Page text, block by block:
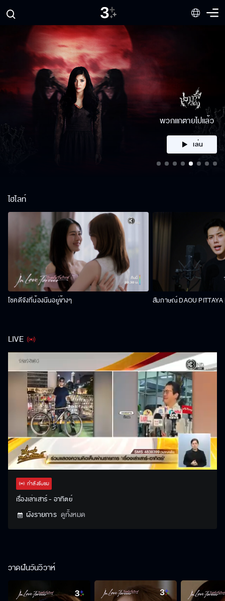
คลิก
ไฮไลท์
โชคดีจังที่น้องนีนอยู่ข้างๆ สัมภาษณ์ DAOU PITTAYA
LIVE
UnmuteStream Settings
กำลังรับชม
เรื่องเล่าเสาร์ - อาทิตย์
ผังรายการ ดูทั้งหมด
วาดฝันวันวิวาห์